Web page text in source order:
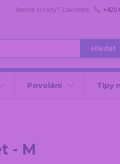
Hledat
Nevíte si rady? Zavolejte. +420
Povolání Tipy
- M